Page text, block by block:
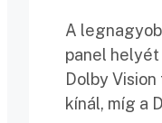
A
panel
Dolby
kínál, míg a